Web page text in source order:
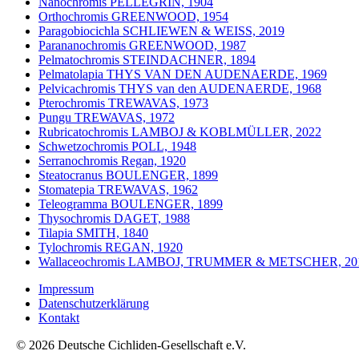
Orthochromis GREENWOOD, 1954
Paragobiocichla SCHLIEWEN & WEISS, 2019
Parananochromis GREENWOOD, 1987
Pelmatochromis STEINDACHNER, 1894
Pelmatolapia THYS VAN DEN AUDENAERDE, 1969
Pelvicachromis THYS van den AUDENAERDE, 1968
Pterochromis TREWAVAS, 1973
Pungu TREWAVAS, 1972
Rubricatochromis LAMBOJ & KOBLMÜLLER, 2022
Schwetzochromis POLL, 1948
Serranochromis Regan, 1920
Steatocranus BOULENGER, 1899
Stomatepia TREWAVAS, 1962
Teleogramma BOULENGER, 1899
Thysochromis DAGET, 1988
Tilapia SMITH, 1840
Tylochromis REGAN, 1920
Wallaceochromis LAMBOJ, TRUMMER & METSCHER,
Impressum
Datenschutzerklärung
Kontakt
© 2026 Deutsche Cichliden-Gesellschaft e.V.